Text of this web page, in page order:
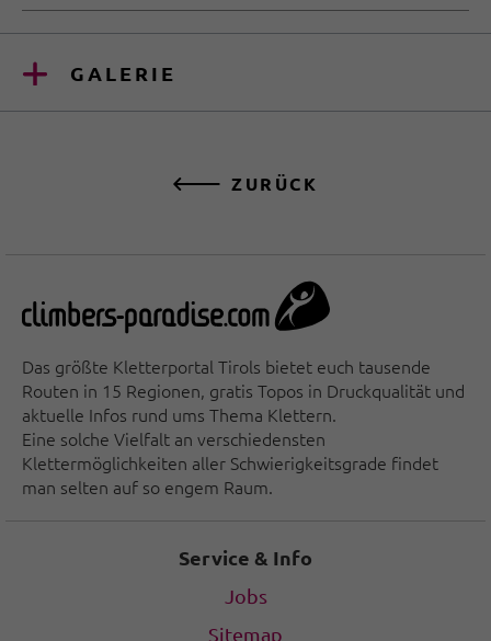
GALERIE
ZURÜCK
Das größte Kletterportal Tirols bietet euch tausende
Routen in 15 Regionen, gratis Topos in Druckqualität und
aktuelle Infos rund ums Thema Klettern.
Eine solche Vielfalt an verschiedensten
Klettermöglichkeiten aller Schwierigkeitsgrade findet
man selten auf so engem Raum.
Service & Info
Jobs
Sitemap